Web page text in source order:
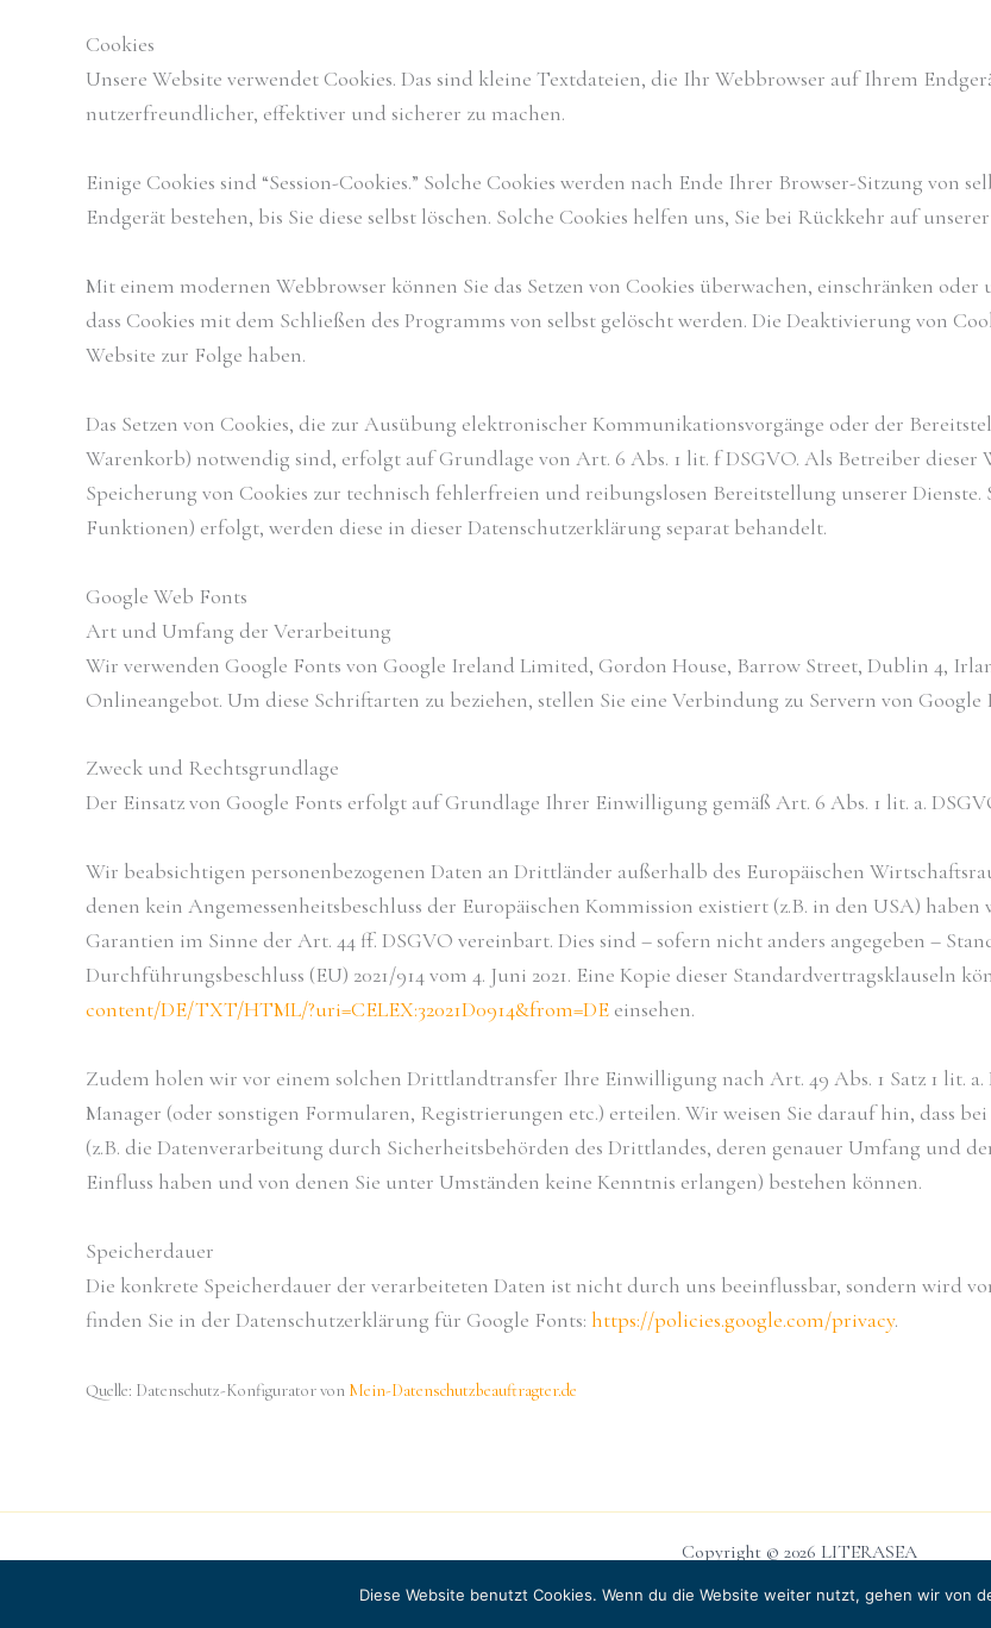
Cookies
Unsere Website verwendet Cookies. Das sind kleine Textdateien, die Ihr Webbrowser auf Ihrem
nutzerfreundlicher, effektiver und sicherer zu machen.
Einige Cookies sind “Session-Cookies.” Solche Cookies werden nach Ende Ihrer Browser-Sitzung von
Endgerät bestehen, bis Sie diese selbst löschen. Solche Cookies helfen uns, Sie bei Rückkehr auf
Mit einem modernen Webbrowser können Sie das Setzen von Cookies überwachen, einschränken
dass Cookies mit dem Schließen des Programms von selbst gelöscht werden. Die Deaktivierung von
Website zur Folge haben.
Das Setzen von Cookies, die zur Ausübung elektronischer Kommunikationsvorgänge oder der
Warenkorb) notwendig sind, erfolgt auf Grundlage von Art. 6 Abs. 1 lit. f DSGVO. Als Betreiber dieser
Speicherung von Cookies zur technisch fehlerfreien und reibungslosen Bereitstellung unserer Dienste.
Funktionen) erfolgt, werden diese in dieser Datenschutzerklärung separat behandelt.
Google Web Fonts
Art und Umfang der Verarbeitung
Wir verwenden Google Fonts von Google Ireland Limited, Gordon House, Barrow Street, Dublin 4,
Onlineangebot. Um diese Schriftarten zu beziehen, stellen Sie eine Verbindung zu Servern von
Zweck und Rechtsgrundlage
Der Einsatz von Google Fonts erfolgt auf Grundlage Ihrer Einwilligung gemäß Art. 6 Abs. 1 lit. a.
Wir beabsichtigen personenbezogenen Daten an Drittländer außerhalb des Europäischen
denen kein Angemessenheitsbeschluss der Europäischen Kommission existiert (z.B. in den USA)
Garantien im Sinne der Art. 44 ff. DSGVO vereinbart. Dies sind – sofern nicht anders angegeben –
Durchführungsbeschluss (EU) 2021/914 vom 4. Juni 2021. Eine Kopie dieser Standardvertragsklauseln
content/DE/TXT/HTML/?uri=CELEX:32021D0914&from=DE einsehen.
Zudem holen wir vor einem solchen Drittlandtransfer Ihre Einwilligung nach Art. 49 Abs. 1 Satz 1 lit.
Manager (oder sonstigen Formularen, Registrierungen etc.) erteilen. Wir weisen Sie darauf hin,
(z.B. die Datenverarbeitung durch Sicherheitsbehörden des Drittlandes, deren genauer Umfang und
Einfluss haben und von denen Sie unter Umständen keine Kenntnis erlangen) bestehen können.
Speicherdauer
Die konkrete Speicherdauer der verarbeiteten Daten ist nicht durch uns beeinflussbar, sondern wird
finden Sie in der Datenschutzerklärung für Google Fonts: https://policies.google.com/privacy.
Quelle: Datenschutz-Konfigurator von Mein-Datenschutzbeauftragter.de
Copyright © 2026 LITERASEA
Instagram
Diese Website benutzt Cookies. Wenn du die Website weiter nutzt, gehen wir von